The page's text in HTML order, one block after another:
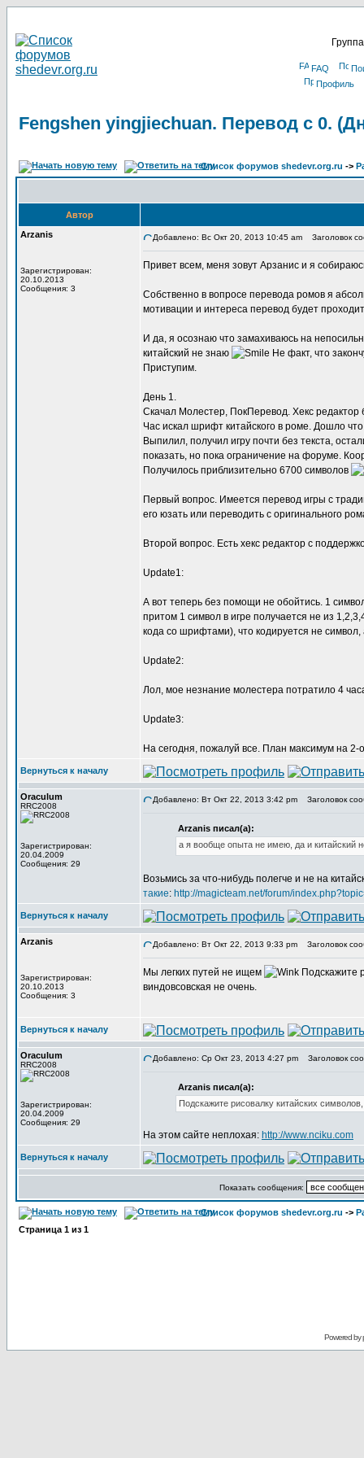
FAQ
Профиль
Fengshen yingjiechuan. Перевод с 0.
Список форумов shedevr.org.ru ->
Автор
Arzanis
Зарегистрирован:
20.10.2013
Сообщения: 3
Добавлено: Вс Окт 20, 2013 10:45 am Заголовок
Привет всем, меня зовут Арзанис и я
Собственно в вопросе перевода ромов я
мотивации и интереса перевод будет
И да, я осознаю что замахиваюсь на
китайский не знаю
Не факт, что
Приступим.
День 1.
Скачал Молестер, ПокПеревод. Хекс редактор
Час искал шрифт китайского в роме. Дошло
Выпилил, получил игру почти без текста,
показать, но пока ограничение на форуме.
Получилось приблизительно 6700 символов
Первый вопрос. Имеется перевод игры с
его юзать или переводить с оригинального
Второй вопрос. Есть хекс редактор с
Update1:
А вот теперь без помощи не обойтись. 1
притом 1 символ в игре получается не из
кода со шрифтами), что кодируется не символ,
Update2:
Лол, мое незнание молестера потратило 4
Update3:
На сегодня, пожалуй все. План максимум на
Вернуться к началу
Oraculum
RRC2008
Зарегистрирован:
20.04.2009
Сообщения: 29
Добавлено: Вт Окт 22, 2013 3:42 pm Заголовок
Arzanis писал(а):
а я вообще опыта не имею, да и китайский
Возьмись за что-нибудь полегче и не на
такие: http://magicteam.net/forum/
Вернуться к началу
Arzanis
Зарегистрирован:
20.10.2013
Сообщения: 3
Добавлено: Вт Окт 22, 2013 9:33 pm Заголовок
Мы легких путей не ищем
Подскажите
виндовсовская не очень.
Вернуться к началу
Oraculum
RRC2008
Зарегистрирован:
20.04.2009
Сообщения: 29
Добавлено: Ср Окт 23, 2013 4:27 pm Заголовок
Arzanis писал(а):
Подскажите рисовалку китайских
На этом сайте неплохая: http://www.nciku.com
Вернуться к началу
Показать сообщения:
Список форумов shedevr.org.ru ->
Страница 1 из 1
Powered by